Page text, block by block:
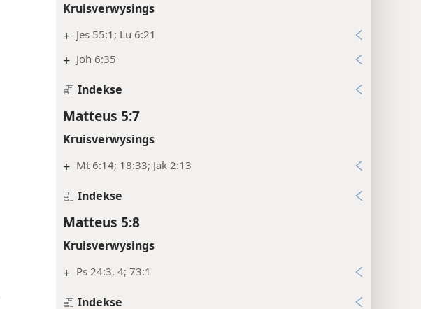
Kruisverwysings
+ Jes 55:1; Lu 6:21
+ Joh 6:35
Indekse
Matteus 5:7
Kruisverwysings
+ Mt 6:14; 18:33; Jak 2:13
Indekse
Matteus 5:8
Kruisverwysings
+ Ps 24:3, 4; 73:1
Indekse